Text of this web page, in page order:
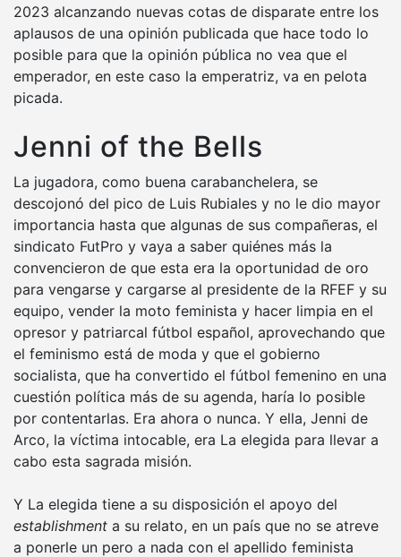
2023 alcanzando nuevas cotas de disparate entre los
aplausos de una opinión publicada que hace todo lo
posible para que la opinión pública no vea que el
emperador, en este caso la emperatriz, va en pelota
picada.
Jenni of the Bells
La jugadora, como buena carabanchelera, se
descojonó del pico de Luis Rubiales y no le dio mayor
importancia hasta que algunas de sus compañeras, el
sindicato FutPro y vaya a saber quiénes más la
convencieron de que esta era la oportunidad de oro
para vengarse y cargarse al presidente de la RFEF y su
equipo, vender la moto feminista y hacer limpia en el
opresor y patriarcal fútbol español, aprovechando que
el feminismo está de moda y que el gobierno
socialista, que ha convertido el fútbol femenino en una
cuestión política más de su agenda, haría lo posible
por contentarlas. Era ahora o nunca. Y ella, Jenni de
Arco, la víctima intocable, era La elegida para llevar a
cabo esta sagrada misión.
Y La elegida tiene a su disposición el apoyo del
establishment a su relato, en un país que no se atreve
a ponerle un pero a nada con el apellido feminista